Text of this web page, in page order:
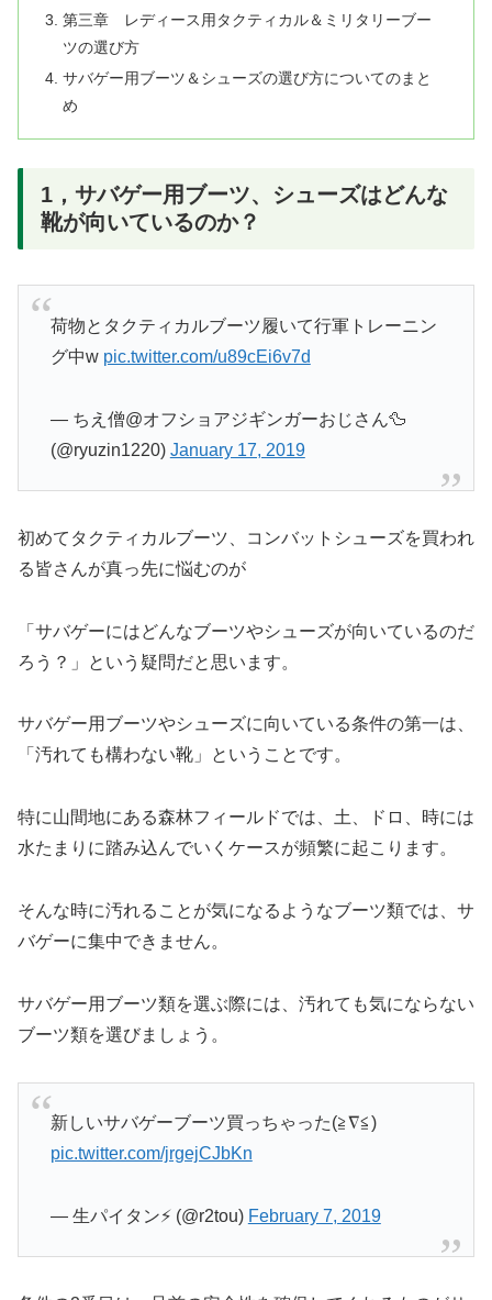
第三章 レディース用タクティカル＆ミリタリーブー
ツの選び方
サバゲー用ブーツ＆シューズの選び方についてのまと
め
1，サバゲー用ブーツ、シューズはどんな
靴が向いているのか？
荷物とタクティカルブーツ履いて行軍トレーニン
グ中w pic.twitter.com/u89cEi6v7d
— ちえ僧@オフショアジギンガーおじさん🦆
(@ryuzin1220) January 17, 2019
初めてタクティカルブーツ、コンバットシューズを買われ
る皆さんが真っ先に悩むのが
「サバゲーにはどんなブーツやシューズが向いているのだ
ろう？」という疑問だと思います。
サバゲー用ブーツやシューズに向いている条件の第一は、
「汚れても構わない靴」ということです。
特に山間地にある森林フィールドでは、土、ドロ、時には
水たまりに踏み込んでいくケースが頻繁に起こります。
そんな時に汚れることが気になるようなブーツ類では、サ
バゲーに集中できません。
サバゲー用ブーツ類を選ぶ際には、汚れても気にならない
ブーツ類を選びましょう。
新しいサバゲーブーツ買っちゃった(≧∇≦)
pic.twitter.com/jrgejCJbKn
— 生パイタン⚡ (@r2tou) February 7, 2019